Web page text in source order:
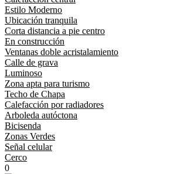
Estilo Moderno
Ubicación tranquila
Corta distancia a pie centro
En construcción
Ventanas doble acristalamiento
Calle de grava
Luminoso
Zona apta para turismo
Techo de Chapa
Calefacción por radiadores
Arboleda autóctona
Bicisenda
Zonas Verdes
Señal celular
Cerco
0